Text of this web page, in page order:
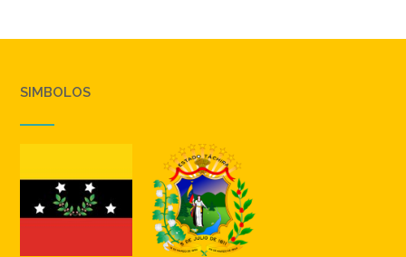
SIMBOLOS